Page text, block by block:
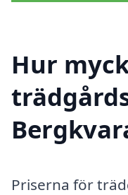
Hur
Priserna för